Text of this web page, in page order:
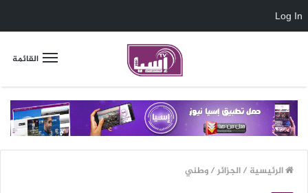
القائمة
الرئيسية /الجزائر/وطني
Log In